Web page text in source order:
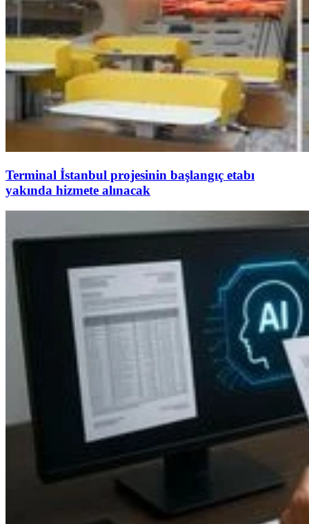
Terminal İstanbul projesinin başlangıç etabı
yakında hizmete alınacak